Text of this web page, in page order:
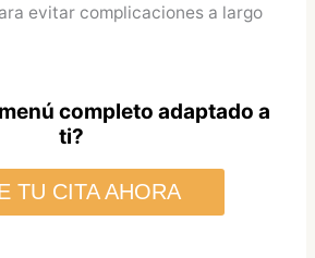
evitar complicaciones a largo
completo adaptado a
ti?
TU CITA AHORA